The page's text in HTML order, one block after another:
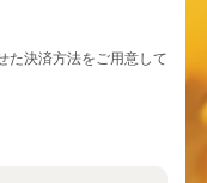
た決済方法をご用意して